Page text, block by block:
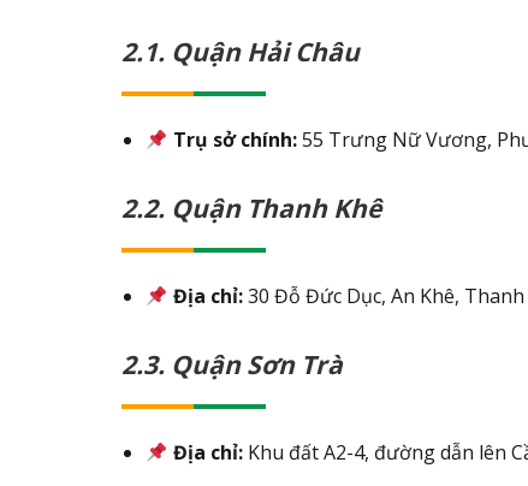
2.1. Quận Hải Châu
Trụ sở chính:55 Trưng Nữ Vương,
2.2. Quận Thanh Khê
Địa chỉ:30 Đỗ Đức Dục, An Khê,
2.3. Quận Sơn Trà
Địa chỉ:Khu đất A2-4, đường dẫn lên